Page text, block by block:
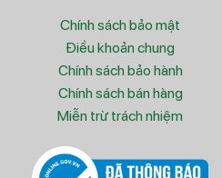
Chính sách bảo mật
Điều khoản chung
Chính sách bảo hành
Chính sách bán hàng
Miễn trừ trách nhiệm